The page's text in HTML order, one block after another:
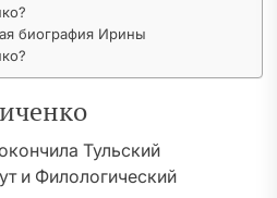
биография Ирины
Тульский
и Филологический